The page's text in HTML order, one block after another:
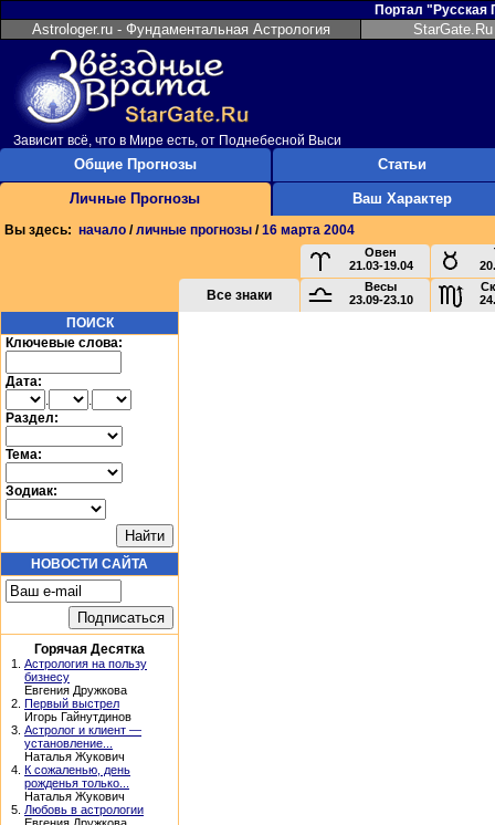
Портал "Русская
Astrologer.ru - Фундаментальная Астрология
Зависит всё, что в Мире есть, от Поднебесной Выси
Общие Прогнозы
Личные Прогнозы
Статьи
Ваш Характер
Вы здесь: начало /личные прогнозы /16 марта 2004
Овен
21.03-19.04
Все знаки
Весы
23.09-23.10
ПОИСК
Ключевые слова:
Дата:
.
.
Раздел:
Тема:
Зодиак:
НОВОСТИ САЙТА
Горячая Десятка
1. Астрология на пользу
бизнесу
Евгения Дружкова
2. Первый выстрел
Игорь Гайнутдинов
3. Астролог и клиент —
установление...
Наталья Жукович
4. К сожаленью, день
рожденья только...
Наталья Жукович
5. Любовь в астрологии